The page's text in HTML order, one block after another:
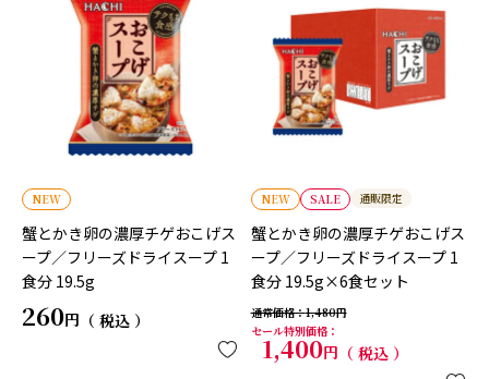
NEW
蟹とかき卵の濃厚チゲおこげス
ープ／フリーズドライスープ 1
食分 19.5g
260 税込
NEW SALE 通販限定
蟹とかき卵の濃厚チゲおこげス
ープ／フリーズドライスープ 1
食分 19.5g×6食セット
通常価格
1,480
セール特別価格
1,400 税込